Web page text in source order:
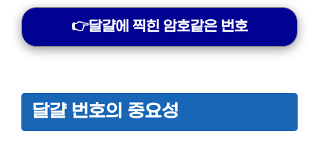
👉달걀에 찍힌 암호같은 번호
달걀 번호의 중요성